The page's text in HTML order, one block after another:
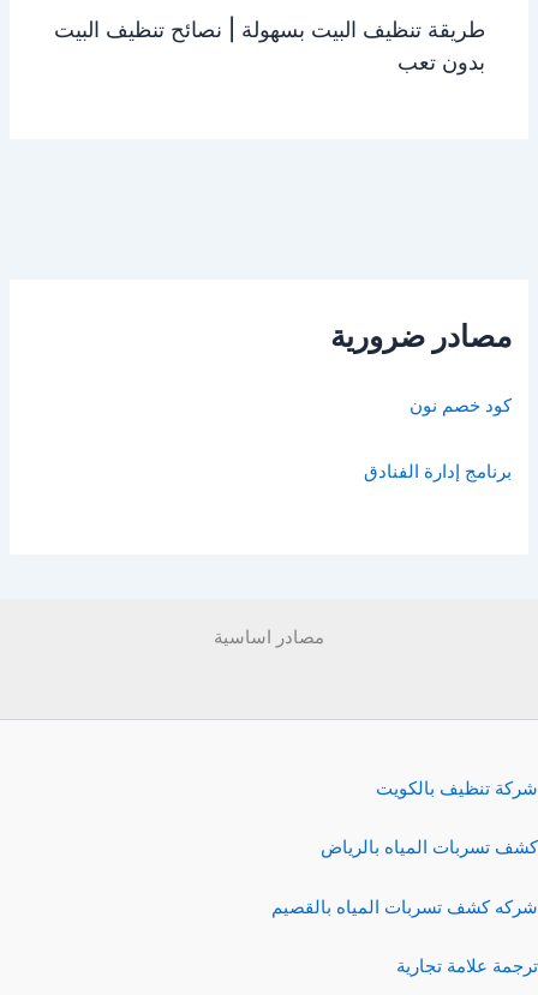
طريقة تنظيف البيت بسهولة | نصائح تنظيف البيت
بدون تعب
مصادر ضرورية
كود خصم نون
برنامج إدارة الفنادق
مصادر اساسية
شركة تنظيف بالكويت
كشف تسربات المياه بالرياض
شركه كشف تسربات المياه بالقصيم
ترجمة علامة تجارية